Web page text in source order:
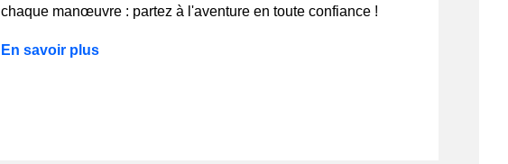
chaque manœuvre : partez à l'aventure en toute confiance !
En savoir plus